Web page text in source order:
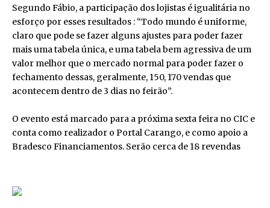
Segundo Fábio, a participação dos lojistas é igualitária no
esforço por esses resultados : “Todo mundo é uniforme,
claro que pode se fazer alguns ajustes para poder fazer
mais uma tabela única, e uma tabela bem agressiva de um
valor melhor que o mercado normal para poder fazer o
fechamento dessas, geralmente, 150, 170 vendas que
acontecem dentro de 3 dias no feirão”.
O evento está marcado para a próxima sexta feira no CIC e
conta como realizador o Portal Carango, e como apoio a
Bradesco Financiamentos. Serão cerca de 18 revendas